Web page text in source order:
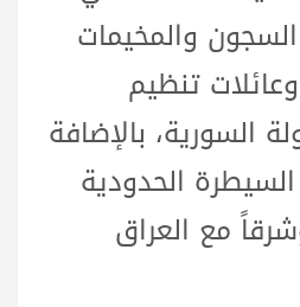
والمخيمات
تنظيم
السورية، بالإضافة
الحدودية
مع العراق